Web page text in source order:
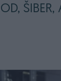
ŠIBER,